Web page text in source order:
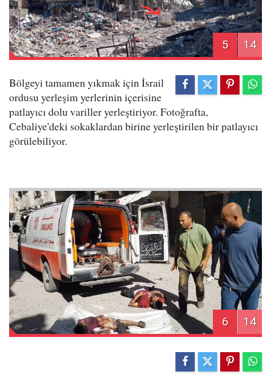
5 14
Bölgeyi tamamen yıkmak için İsrail
ordusu yerleşim yerlerinin içerisine
patlayıcı dolu variller yerleştiriyor. Fotoğrafta,
Cebaliye'deki sokaklardan birine yerleştirilen bir patlayıcı
görülebiliyor.
6 14